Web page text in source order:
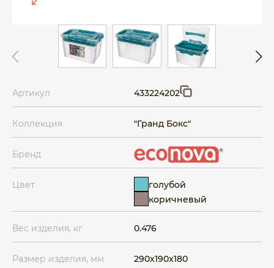
Артикул 433224202
Коллекция "Гранд Бокс"
Бренд
Цвет
голубой
коричневый
Вес изделия, кг 0.476
Размер изделия, мм 290x190x180